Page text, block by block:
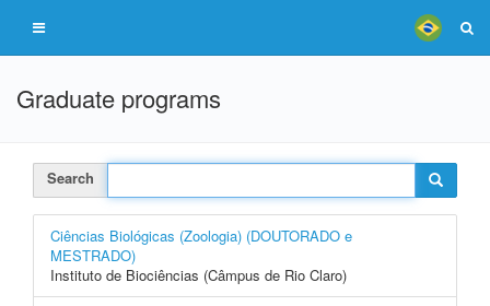
Graduate programs
Search
Ciências Biológicas (Zoologia) (DOUTORADO e
MESTRADO)
Instituto de Biociências (Câmpus de Rio Claro)